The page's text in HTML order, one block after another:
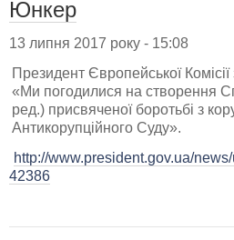
Юнкер
13 липня 2017 року - 15:08
Президент Європейської
«Ми погодилися на створення
ред.) присвяченої боротьбі з
Антикорупційного Суду».
http://www.president.gov.ua/
42386